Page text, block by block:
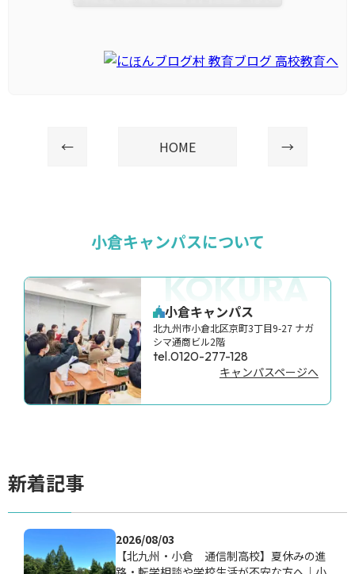
← HOME →
小倉キャンパスについて
KOKURA
小倉キャンパス
北九州市小倉北区京町3丁目9-27 ナガ
シマ通商ビル2階
tel.0120-277-128
キャンパスページへ
新着記事
2026/08/03
【北九州・小倉 通信制高校】夏休みの進